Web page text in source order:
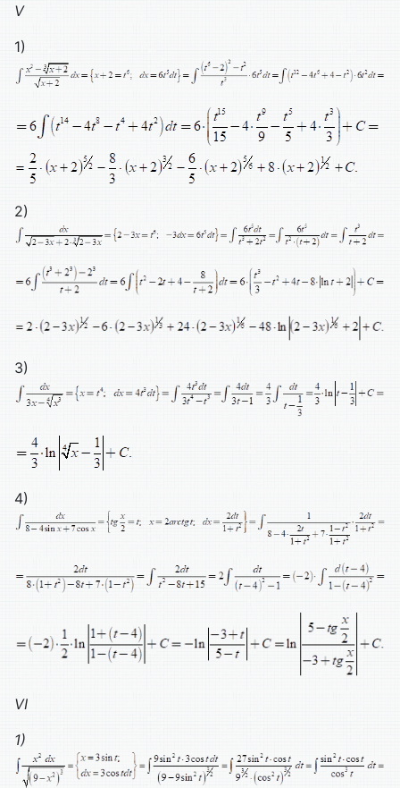
V
1)
2)
3)
4)
VI
1)